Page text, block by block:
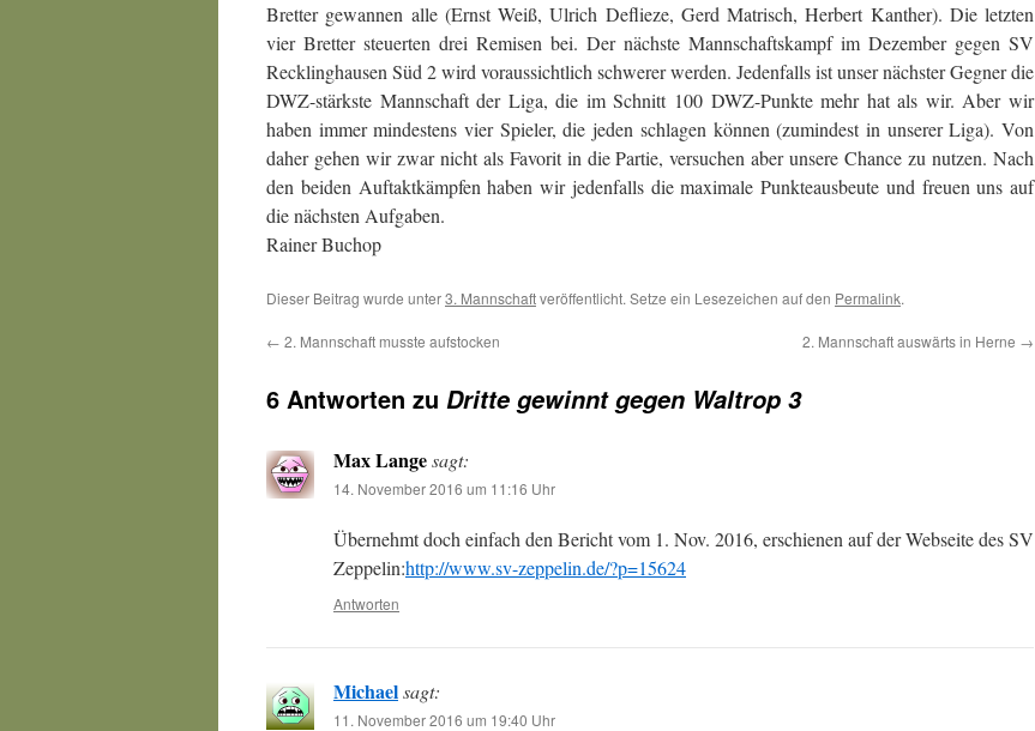
Bretter gewannen alle (Ernst Weiß, Ulrich Deflieze, Gerd Matrisch, Herbert Kanther). Die letzten
vier Bretter steuerten drei Remisen bei. Der nächste Mannschaftskampf im Dezember gegen SV
Recklinghausen Süd 2 wird voraussichtlich schwerer werden. Jedenfalls ist unser nächster Gegner die
DWZ-stärkste Mannschaft der Liga, die im Schnitt 100 DWZ-Punkte mehr hat als wir. Aber wir
haben immer mindestens vier Spieler, die jeden schlagen können (zumindest in unserer Liga). Von
daher gehen wir zwar nicht als Favorit in die Partie, versuchen aber unsere Chance zu nutzen. Nach
den beiden Auftaktkämpfen haben wir jedenfalls die maximale Punkteausbeute und freuen uns auf
die nächsten Aufgaben.
Rainer Buchop
Dieser Beitrag wurde unter3. Mannschaftveröffentlicht. Setze ein Lesezeichen auf den Permalink.
← 2. Mannschaft musste aufstocken 2. Mannschaft auswärts in Herne →
6 Antworten zu Dritte gewinnt gegen Waltrop 3
Max Langesagt:
14. November 2016 um 11:16 Uhr
Übernehmt doch einfach den Bericht vom 1. Nov. 2016, erschienen auf der Webseite des SV
Zeppelin:http://www.sv-zeppelin.de/?p=15624
Antworten
Michaelsagt:
11. November 2016 um 19:40 Uhr